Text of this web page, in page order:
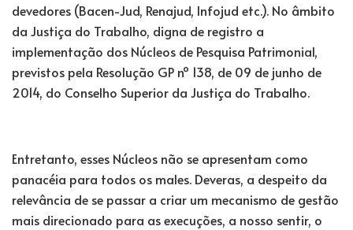
devedores (Bacen-Jud, Renajud, Infojud etc.). No âmbito
da Justiça do Trabalho, digna de registro a
implementação dos Núcleos de Pesquisa Patrimonial,
previstos pela Resolução GP nº 138, de 09 de junho de
2014, do Conselho Superior da Justiça do Trabalho.
Entretanto, esses Núcleos não se apresentam como
panacéia para todos os males. Deveras, a despeito da
relevância de se passar a criar um mecanismo de gestão
mais direcionado para as execuções, a nosso sentir, o